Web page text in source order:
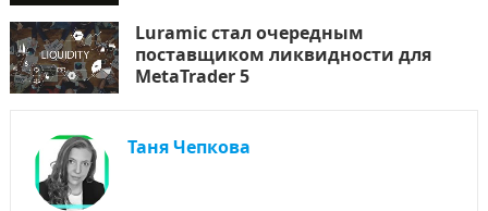
Luramic стал очередным
поставщиком ликвидности для
MetaTrader 5
Таня Чепкова